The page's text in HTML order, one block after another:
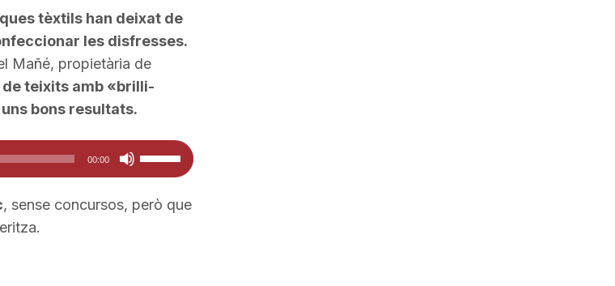
les
tecles
de
fletxa
incrementar
tèxtils han deixat de
les disfresses.
Mañé, propietària de
teixits amb «brilli-
bons resultats.
00:00
Feu
servir
les
, sense concursos, però que